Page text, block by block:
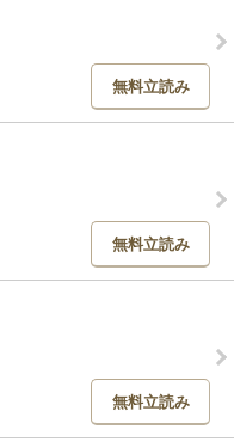
無料立読み
無料立読み
無料立読み